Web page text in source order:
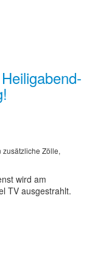
Zölle,
wird am
TV ausgestrahlt.